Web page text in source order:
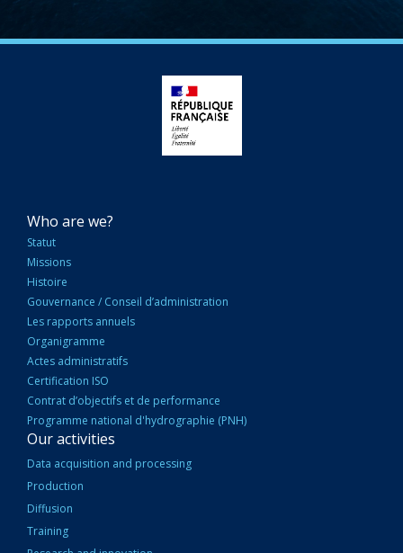
NAVIGATION
PRINCIPALE
Who are we?
Statut
Missions
Histoire
Gouvernance / Conseil d’administration
Les rapports annuels
Organigramme
Actes administratifs
Certification ISO
Contrat d’objectifs et de performance
Programme national d'hydrographie (PNH)
Our activities
Data acquisition and processing
Production
Diffusion
Training